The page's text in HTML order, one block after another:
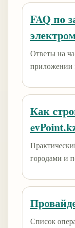
FAQ по
Ответы на
приложении
Как
городами и
Список